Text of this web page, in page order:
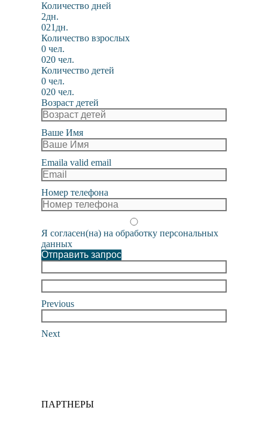
Количество дней
2дн.
021дн.
Количество взрослых
0 чел.
020 чел.
Количество детей
0 чел.
020 чел.
Возраст детей
Ваше Имя
Emaila valid email
Номер телефона
Я согласен(на) на обработку персональных
данных
Отправить запрос
Previous
Next
ПАРТНЕРЫ